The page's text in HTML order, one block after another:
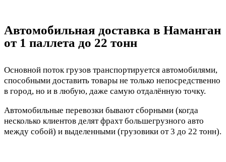
Автомобильная доставка в Наманган
от 1 паллета до 22 тонн
Основной поток грузов транспортируется автомобилями,
способными доставить товары не только непосредственно
в город, но и в любую, даже самую отдалённую точку.
Автомобильные перевозки бывают сборными (когда
несколько клиентов делят фрахт большегрузного авто
между собой) и выделенными (грузовики от 3 до 22 тонн).